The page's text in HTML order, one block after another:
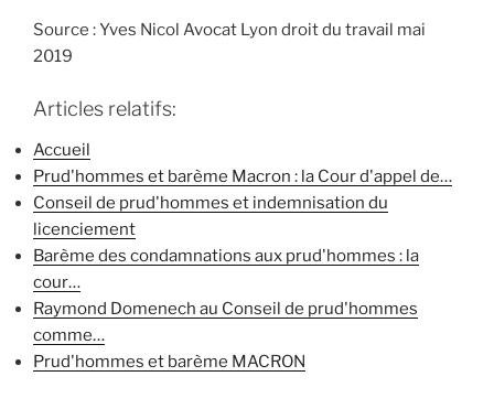
Source : Yves Nicol Avocat Lyon droit du travail mai
2019
Articles relatifs:
Accueil
Prud'hommes et barème Macron : la Cour d'appel de…
Conseil de prud'hommes et indemnisation du
licenciement
Barème des condamnations aux prud'hommes : la
cour…
Raymond Domenech au Conseil de prud'hommes
comme…
Prud'hommes et barème MACRON